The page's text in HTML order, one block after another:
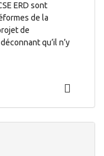
ERD sont
de la
de
qu’il n’y